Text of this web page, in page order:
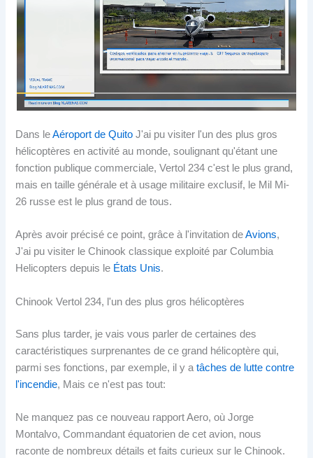
Dans leAéroport de Quito J'ai pu visiter l'un des plus gros
hélicoptères en activité au monde, soulignant qu'étant une
fonction publique commerciale, Vertol 234 c'est le plus grand,
mais en taille générale et à usage militaire exclusif, le Mil Mi-
26 russe est le plus grand de tous.
Après avoir précisé ce point, grâce à l'invitation deAvions,
J'ai pu visiter le Chinook classique exploité par Columbia
Helicopters depuis le États Unis.
Chinook Vertol 234, l'un des plus gros hélicoptères
Sans plus tarder, je vais vous parler de certaines des
caractéristiques surprenantes de ce grand hélicoptère qui,
parmi ses fonctions, par exemple, il y atâches de lutte contre
l'incendie, Mais ce n'est pas tout:
Ne manquez pas ce nouveau rapport Aero, où Jorge
Montalvo, Commandant équatorien de cet avion, nous
raconte de nombreux détails et faits curieux sur le Chinook.